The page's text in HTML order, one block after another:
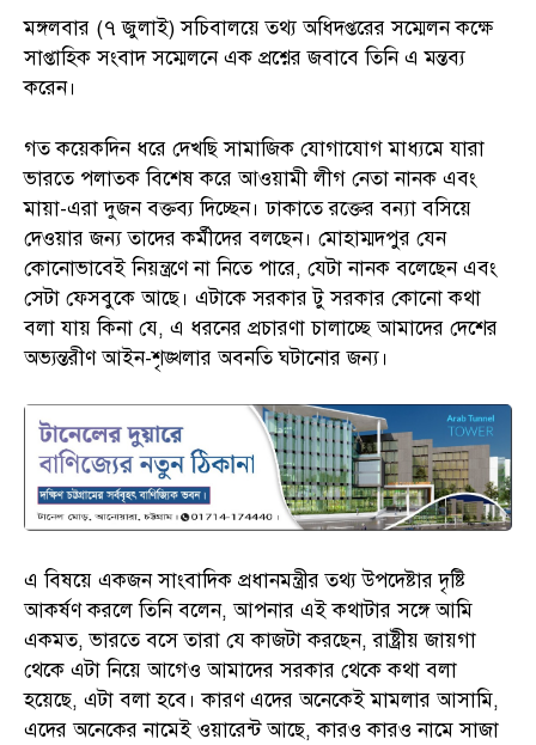
মঙ্গলবার (৭ জুলাই) সচিবালয়ে তথ্য অধিদপ্তরের সম্মেলন কক্ষে
সাপ্তাহিক সংবাদ সম্মেলনে এক প্রশ্নের জবাবে তিনি এ মন্তব্য
করেন।
গত কয়েকদিন ধরে দেখছি সামাজিক যোগাযোগ মাধ্যমে যারা
ভারতে পলাতক বিশেষ করে আওয়ামী লীগ নেতা নানক এবং
মায়া-এরা দুজন বক্তব্য দিচ্ছেন। ঢাকাতে রক্তের বন্যা বসিয়ে
দেওয়ার জন্য তাদের কর্মীদের বলছেন। মোহাম্মদপুর যেন
কোনোভাবেই নিয়ন্ত্রণে না নিতে পারে, যেটা নানক বলেছেন এবং
সেটা ফেসবুকে আছে। এটাকে সরকার টু সরকার কোনো কথা
বলা যায় কিনা যে, এ ধরনের প্রচারণা চালাচ্ছে আমাদের দেশের
অভ্যন্তরীণ আইন-শৃঙ্খলার অবনতি ঘটানোর জন্য।
এ বিষয়ে একজন সাংবাদিক প্রধানমন্ত্রীর তথ্য উপদেষ্টার দৃষ্টি
আকর্ষণ করলে তিনি বলেন, আপনার এই কথাটার সঙ্গে আমি
একমত, ভারতে বসে তারা যে কাজটা করছেন, রাষ্ট্রীয় জায়গা
থেকে এটা নিয়ে আগেও আমাদের সরকার থেকে কথা বলা
হয়েছে, এটা বলা হবে। কারণ এদের অনেকেই মামলার আসামি,
এদের অনেকের নামেই ওয়ারেন্ট আছে, কারও কারও নামে সাজা